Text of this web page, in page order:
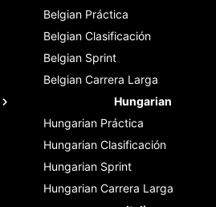
Belgian Práctica
Belgian Clasificación
Belgian Sprint
Belgian Carrera Larga
Hungarian
Hungarian Práctica
Hungarian Clasificación
Hungarian Sprint
Hungarian Carrera Larga